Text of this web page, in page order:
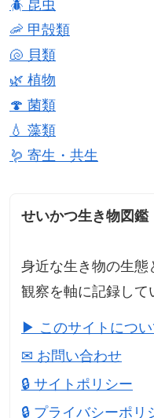
🪲 昆虫
🦐 甲殻類
🐚 貝類
🌿 植物
🍄 菌類
💧 藻類
🪱 寄生・共生
せいかつ生き物図鑑
身近な生き物の生態
観察を軸に記録して
▶ このサイトについ
✉ お問い合わせ
🔒 サイトポリシー
🔒 プライバシーポリ